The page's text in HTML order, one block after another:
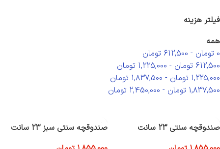
فیلتر هزینه
همه
0 تومان -
612,500 تومان
612,500 تومان -
1,225,000 تومان
1,225,000 تومان -
1,837,500 تومان
1,837,500 تومان -
2,450,000 تومان
صندوقچه سنتی 23 سانت
صندوقچه سنتی سبز 23 سانت